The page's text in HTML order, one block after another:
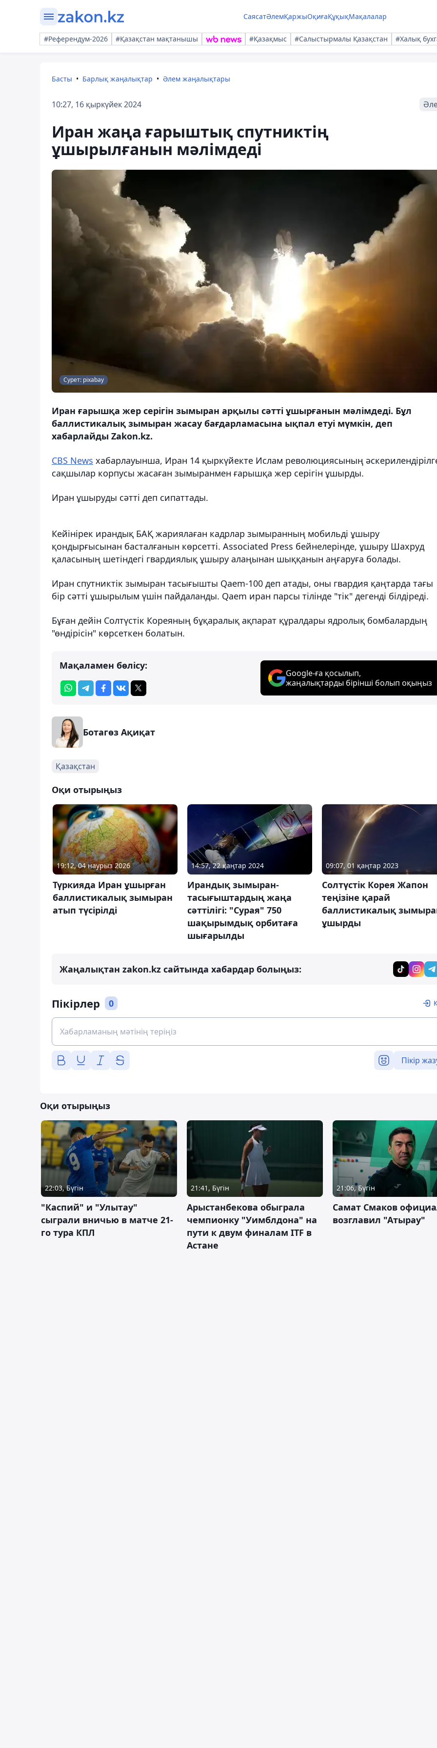
СаясатӘлемҚаржыОқиғаҚұқықМақалалар
#Референдум-2026 #Қазақстан мақтанышы #Қазақмыс #Салыстырмалы Қазақстан #Халық
Басты Барлық жаңалықтар Әлем жаңалықтары
10:27, 16 қыркүйек 2024
Иран жаңа ғарыштық спутниктің
ұшырылғанын мәлімдеді
Сурет: pixabay
Иран ғарышқа жер серігін зымыран арқылы сәтті ұшырғанын мәлімдеді. Бұл
баллистикалық зымыран жасау бағдарламасына ықпал етуі мүмкін, деп
хабарлайды Zakon.kz.
CBS News хабарлауынша, Иран 14 қыркүйекте Ислам революциясының
сақшылар корпусы жасаған зымыранмен ғарышқа жер серігін ұшырды.
Иран ұшыруды сәтті деп сипаттады.
Кейінірек ирандық БАҚ жариялаған кадрлар зымыранның мобильді ұшыру
қондырғысынан басталғанын көрсетті. Associated Press бейнелерінде, ұшыру Шахруд
қаласының шетіндегі гвардиялық ұшыру алаңынан шыққанын аңғаруға болады.
Иран спутниктік зымыран тасығышты Qaem-100 деп атады, оны гвардия қаңтарда тағы
бір сәтті ұшырылым үшін пайдаланды. Qaem иран парсы тілінде "тік" дегенді білдіреді.
Бұған дейін Солтүстік Кореяның бұқаралық ақпарат құралдары ядролық бомбалардың
"өндірісін" көрсеткен болатын.
Мақаламен бөлісу:
Google-ға қосылып,
жаңалықтарды бірінші болып оқыңыз
Ботагөз Ақиқат
Қазақстан
Оқи отырыңыз
19:12, 04 наурыз 2026
Түркияда Иран ұшырған
баллистикалық зымыран
атып түсірілді
14:57, 22 қаңтар 2024
Ирандық зымыран-
тасығыштардың жаңа
сәттілігі: "Сурая" 750
шақырымдық орбитаға
шығарылды
09:07, 01 қаңтар 2023
Солтүстік Корея Жапон
теңізіне қарай
баллистикалық
ұшырды
Жаңалықтан zakon.kz сайтында хабардар болыңыз:
Пікірлер 0
Пікір
Оқи отырыңыз
22:03, Бүгін
"Каспий" и "Улытау"
сыграли вничью в матче 21-
го тура КПЛ
21:41, Бүгін
Арыстанбекова обыграла
чемпионку "Уимблдона" на
пути к двум финалам ITF в
Астане
21:06, Бүгін
Самат Смаков
возглавил "Атырау"